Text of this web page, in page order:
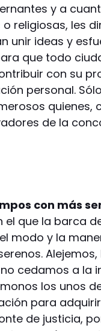
y a
religiosas, les
unir ideas y
que todo
con su
personal.
quienes,
de la
con más
el que la barca
modo y la
cedamos a la
los unos
para
de justicia,